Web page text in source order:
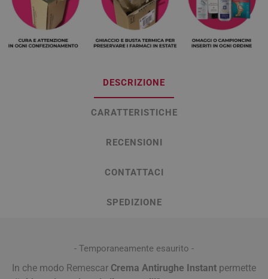
DESCRIZIONE
CARATTERISTICHE
RECENSIONI
CONTATTACI
SPEDIZIONE
- Temporaneamente esaurito -
In che modo Remescar Crema Antirughe Instant permette